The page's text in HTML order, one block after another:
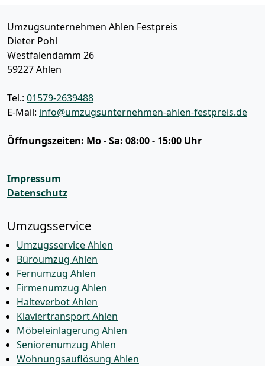
Umzugsunternehmen Ahlen Festpreis
Dieter Pohl
Westfalendamm 26
59227Ahlen
Tel.: 01579-2639488
E-Mail: info@umzugsunternehmen-ahlen-festpreis.de
Öffnungszeiten: Mo - Sa: 08:00 - 15:00 Uhr
Impressum
Datenschutz
Umzugsservice
Umzugsservice Ahlen
Büroumzug Ahlen
Fernumzug Ahlen
Firmenumzug Ahlen
Halteverbot Ahlen
Klaviertransport Ahlen
Möbeleinlagerung Ahlen
Seniorenumzug Ahlen
Wohnungsauflösung Ahlen